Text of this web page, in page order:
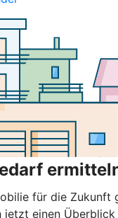
für die Zukunft
jetzt einen Überblick